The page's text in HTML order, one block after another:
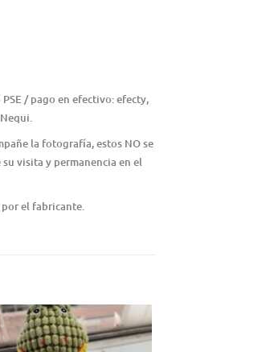
/ pago en efectivo: efecty,
la fotografía, estos NO se
visita y permanencia en el
el fabricante.